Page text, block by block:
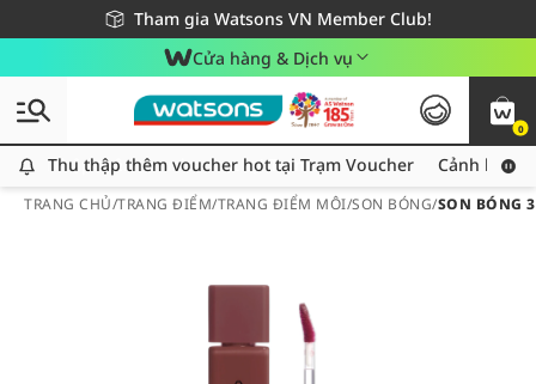
Tham gia Watsons VN Member Club!
Miễn phí giao hàng cho đơn hàng từ 249,000Đ
Giao hàng nhanh 24h - Áp dụng khu vực TP. Hồ Chí Minh
Cửa hàng & Dịch vụ
0
Thu thập thêm voucher hot tại Trạm Voucher
Thu thập thêm voucher hot tại Trạm Voucher Cảnh báo
TRANG CHỦ/TRANG ĐIỂM/TRANG ĐIỂM MÔI/SON BÓNG/SON BÓNG